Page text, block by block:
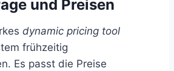
und Preisen
dynamic pricing tool
frühzeitig
Es passt die Preise